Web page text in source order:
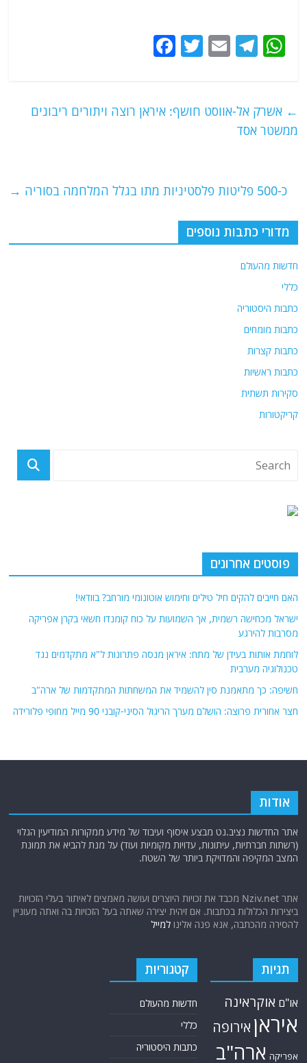
W
s
A
T
g
E
l
T
er
e
k
← אשרק אל-אווסט חושף: איראן רוצה ויתורים ריבונים
ממשטר אסד
כ-500 פליטות פלסטיניות מתו בגלל המלחמה בסוריה →
מדורי כתבות נוספים
חדשות מהעולם
כללי
כתבות היסטוריה
כתבות מומחים
כתבות קצרות
כתבות ראשיות
סקירות תשתית
קריקטורות
פוסטים אחרונים
האם חייבים להקים חיל טילים וחימוש אוטונומי מורחב? בוודאי!
ישראל מכחישה רשמית, אך השמועות על כוח קומנדו חשאי בקרן אפריקה
מסרבות להירגע
לוחמת אותות בעידן של מתח: איראן מנסה פתרונות ל"א מתקדמים נגד
טכנולוגיה מערבית
חשיפה: כך מתאמנת סין להשמיד את המשחתות המתקדמות של ארה"ב
חצר אחורית פרוצה: הושלם מערך הריגול הסיני-קובני 90 מייל מחופי פלורידה
אודות
אתר החדשות נציב.נט מבצע איסוף ועיבוד של מידע ממקורות המודיעין הגלוי
(רשתות חברתיות, עיתונות, עדויות מקומיות ועוד) על מנת להביא את תמונת
המצב המקיפה והמדויקת ביותר של השטח.
אתר Nziv.net מכבד את זכויות היוצרים ועושה מאמצים לאיתור בעלי הזכויות
ביצירות הכלולות בכתבות. אם זיהית יצירה שאתה בעל הזכויות בה ואתה מעוניין
להסירה מהכתבה, אנא פנה אלינולמייל
תגיות
או"ם אוקראינה
איראן אירופה
אפריקה ארה"ב
קטגוריות
חדשות מהעולם
כללי
כתבות היסטוריה